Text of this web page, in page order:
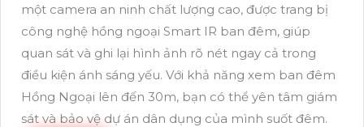
một camera an ninh chất lượng cao, được trang bị
công nghệ hồng ngoại Smart IR ban đêm, giúp
quan sát và ghi lại hình ảnh rõ nét ngay cả trong
điều kiện ánh sáng yếu. Với khả năng xem ban đêm
Hồng Ngoại lên đến 30m, bạn có thể yên tâm giám
sát và bảo vệ dự án dân dụng của mình suốt đêm.